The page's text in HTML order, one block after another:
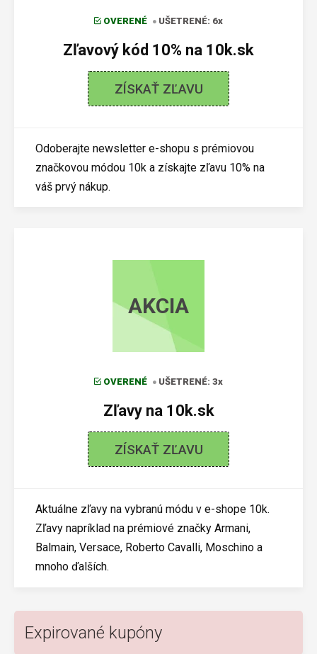
OVERENÉ UŠETRENÉ: 6x
Zľavový kód 10% na 10k.sk
ZÍSKAŤ ZĽAVU
Odoberajte newsletter e-shopu s prémiovou
značkovou módou 10k a získajte zľavu 10% na
váš prvý nákup.
AKCIA
OVERENÉ UŠETRENÉ: 3x
Zľavy na 10k.sk
ZÍSKAŤ ZĽAVU
Aktuálne zľavy na vybranú módu v e-shope 10k.
Zľavy napríklad na prémiové značky Armani,
Balmain, Versace, Roberto Cavalli, Moschino a
mnoho ďalších.
Expirované kupóny